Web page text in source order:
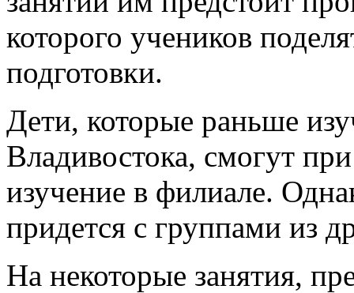
которого учеников
подготовки.
Дети, которые раньше
Владивостока, смогут
изучение в филиале.
придется с группами из
На некоторые занятия,